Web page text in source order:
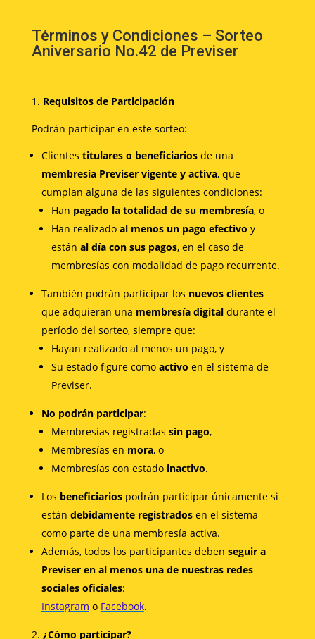
Términos y Condiciones – Sorteo
Aniversario No.42 de Previser
Requisitos de Participación
Podrán participar en este sorteo:
Clientes titulares o beneficiariosde una
membresía Previser vigente y activa, que
cumplan alguna de las siguientes condiciones:
Han pagado la totalidad de su membresía, o
Han realizado al menos un pago efectivo y
están al día con sus pagos, en el caso de
membresías con modalidad de pago recurrente.
También podrán participar los nuevos clientes
que adquieran una membresía digitaldurante el
período del sorteo, siempre que:
Hayan realizado al menos un pago, y
Su estado figure como activo en el sistema de
Previser.
No podrán participar:
Membresías registradas sin pago,
Membresías en mora, o
Membresías con estado inactivo.
Los beneficiariospodrán participar únicamente si
están debidamente registradosen el sistema
como parte de una membresía activa.
Además, todos los participantes deben seguir a
Previser en al menos una de nuestras redes
sociales oficiales:
Instagram o Facebook.
¿Cómo participar?